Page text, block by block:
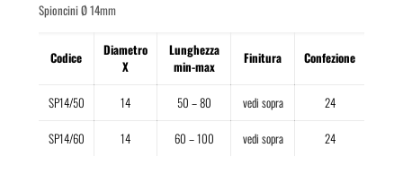
Spioncini Ø 14mm
Codice
Diametro
X
Lunghezza
min-max
Finitura Confezione
SP14/50 14 50 – 80 vedi sopra
24
SP14/60
14 60 – 100 vedi sopra 24